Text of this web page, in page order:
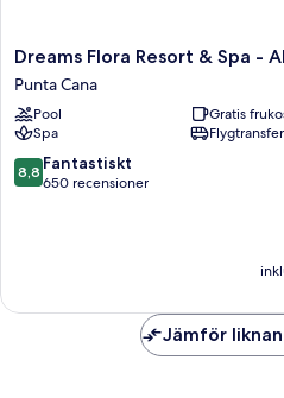
Dreams
Flora
Resort
&
Spa
-
All
Dreams Flora Resort & Spa -
Punta Cana
Pool
Gratis
Spa
Flygtransfer
8.8
av
8,8 Fantastiskt
650 recensioner
Jämför